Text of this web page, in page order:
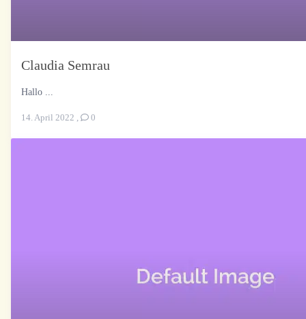
Claudia Semrau
Hallo ...
14. April 2022 , 0